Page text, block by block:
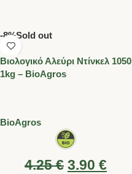
-8%Sold out
Βιολογικό Αλεύρι Ντίνκελ 1050
1kg – BioAgros
BioAgros
4.25€ 3.90 €